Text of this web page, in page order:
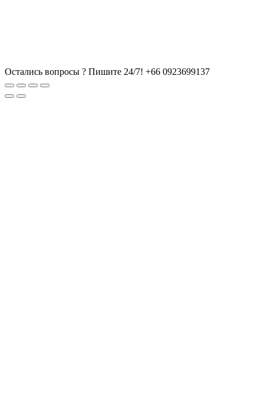
Остались вопросы ? Пишите 24/7! +66 0923699137